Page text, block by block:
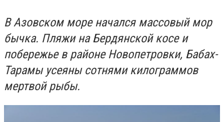
В Азовском море начался массовый мор
бычка. Пляжи на Бердянской косе и
побережье в районе Новопетровки, Бабах-
Тарамы усеяны сотнями килограммов
мертвой рыбы.